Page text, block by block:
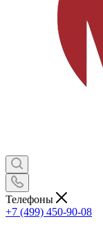
Телефоны
+7 (499) 450-90-08